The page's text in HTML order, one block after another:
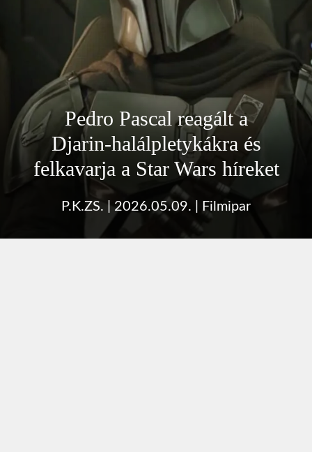
Pedro Pascal reagált a
Djarin‑halálpletykákra és
felkavarja a Star Wars híreket
P.K.ZS. 2026.05.09. Filmipar